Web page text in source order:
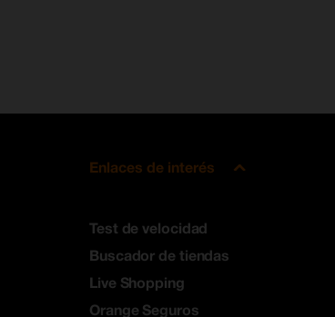
Enlaces de interés
Test de velocidad
Buscador de tiendas
Live Shopping
Orange Seguros